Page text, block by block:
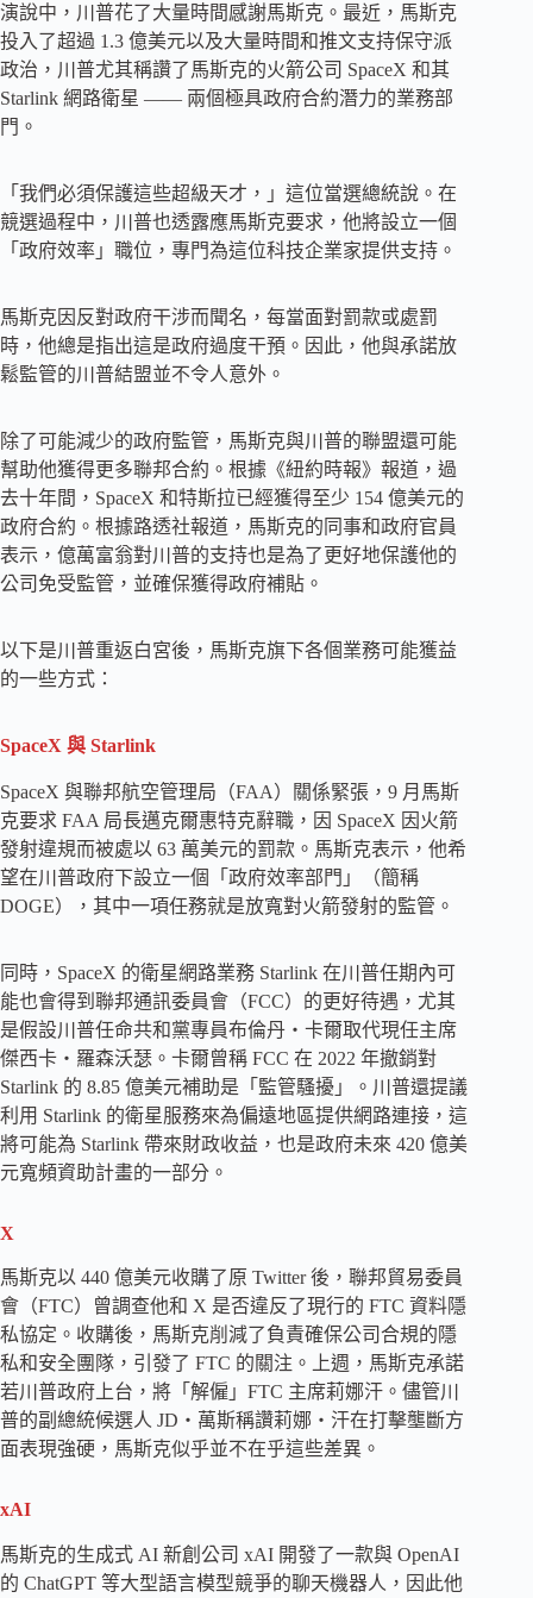
演說中，川普花了大量時間感謝馬斯克。最近，馬斯克
投入了超過 1.3 億美元以及大量時間和推文支持保守派
政治，川普尤其稱讚了馬斯克的火箭公司 SpaceX 和其
Starlink 網路衛星 —— 兩個極具政府合約潛力的業務部
門。
「我們必須保護這些超級天才，」這位當選總統說。在
競選過程中，川普也透露應馬斯克要求，他將設立一個
「政府效率」職位，專門為這位科技企業家提供支持。
馬斯克因反對政府干涉而聞名，每當面對罰款或處罰
時，他總是指出這是政府過度干預。因此，他與承諾放
鬆監管的川普結盟並不令人意外。
除了可能減少的政府監管，馬斯克與川普的聯盟還可能
幫助他獲得更多聯邦合約。根據《紐約時報》報道，過
去十年間，SpaceX 和特斯拉已經獲得至少 154 億美元的
政府合約。根據路透社報道，馬斯克的同事和政府官員
表示，億萬富翁對川普的支持也是為了更好地保護他的
公司免受監管，並確保獲得政府補貼。
以下是川普重返白宮後，馬斯克旗下各個業務可能獲益
的一些方式：
SpaceX 與 Starlink
SpaceX 與聯邦航空管理局（FAA）關係緊張，9 月馬斯
克要求 FAA 局長邁克爾惠特克辭職，因 SpaceX 因火箭
發射違規而被處以 63 萬美元的罰款。馬斯克表示，他希
望在川普政府下設立一個「政府效率部門」（簡稱
DOGE），其中一項任務就是放寬對火箭發射的監管。
同時，SpaceX 的衛星網路業務 Starlink 在川普任期內可
能也會得到聯邦通訊委員會（FCC）的更好待遇，尤其
是假設川普任命共和黨專員布倫丹・卡爾取代現任主席
傑西卡・羅森沃瑟。卡爾曾稱 FCC 在 2022 年撤銷對
Starlink 的 8.85 億美元補助是「監管騷擾」。川普還提議
利用 Starlink 的衛星服務來為偏遠地區提供網路連接，這
將可能為 Starlink 帶來財政收益，也是政府未來 420 億美
元寬頻資助計畫的一部分。
X
馬斯克以 440 億美元收購了原 Twitter 後，聯邦貿易委員
會（FTC）曾調查他和 X 是否違反了現行的 FTC 資料隱
私協定。收購後，馬斯克削減了負責確保公司合規的隱
私和安全團隊，引發了 FTC 的關注。上週，馬斯克承諾
若川普政府上台，將「解僱」FTC 主席莉娜汗。儘管川
普的副總統候選人 JD・萬斯稱讚莉娜・汗在打擊壟斷方
面表現強硬，馬斯克似乎並不在乎這些差異。
xAI
馬斯克的生成式 AI 新創公司 xAI 開發了一款與 OpenAI
的 ChatGPT 等大型語言模型競爭的聊天機器人，因此他